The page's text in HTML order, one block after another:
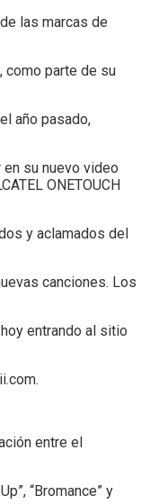
las marcas de
como parte de su
año pasado,
su nuevo video
ONETOUCH
y aclamados del
canciones. Los
entrando al sitio
entre el
“Bromance” y